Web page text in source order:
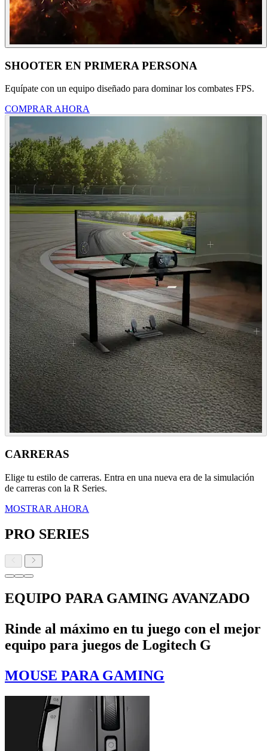
SHOOTER EN PRIMERA PERSONA
Equípate con un equipo diseñado para dominar los combates FPS.
COMPRAR AHORA
CARRERAS
Elige tu estilo de carreras. Entra en una nueva era de la simulación
de carreras con la R Series.
MOSTRAR AHORA
PRO SERIES
EQUIPO PARA GAMING AVANZADO
Rinde al máximo en tu juego con el mejor
equipo para juegos de Logitech G
MOUSE PARA GAMING